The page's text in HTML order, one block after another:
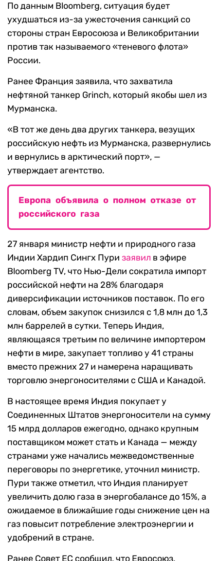
По данным Bloomberg, ситуация будет
ухудшаться из-за ужесточения санкций со
стороны стран Евросоюза и Великобритании
против так называемого «теневого флота»
России.
Ранее Франция заявила, что захватила
нефтяной танкер Grinch, который якобы шел из
Мурманска.
«В тот же день два других танкера, везущих
российскую нефть из Мурманска, развернулись
и вернулись в арктический порт», —
утверждает агентство.
Европа объявила о полном отказе от
российского газа
27 января министр нефти и природного газа
Индии Хардип Сингх Пури заявил в эфире
Bloomberg TV, что Нью-Дели сократила импорт
российской нефти на 28% благодаря
диверсификации источников поставок. По его
словам, объем закупок снизился с 1,8 млн до 1,3
млн баррелей в сутки. Теперь Индия,
являющаяся третьим по величине импортером
нефти в мире, закупает топливо у 41 страны
вместо прежних 27 и намерена наращивать
торговлю энергоносителями с США и Канадой.
В настоящее время Индия покупает у
Соединенных Штатов энергоносители на сумму
15 млрд долларов ежегодно, однако крупным
поставщиком может стать и Канада — между
странами уже начались межведомственные
переговоры по энергетике, уточнил министр.
Пури также отметил, что Индия планирует
увеличить долю газа в энергобалансе до 15%, а
ожидаемое в ближайшие годы снижение цен на
газ повысит потребление электроэнергии и
удобрений в стране.
Ранее Совет ЕС сообщил, что Евросоюз,